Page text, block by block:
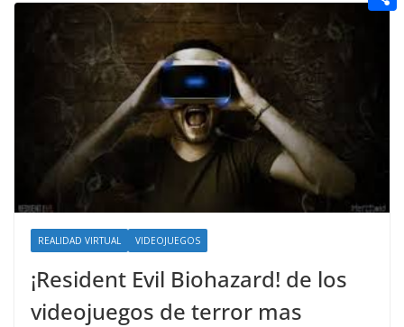
REALIDAD VIRTUAL VIDEOJUEGOS
¡Resident Evil Biohazard! de los
videojuegos de terror mas
n
a